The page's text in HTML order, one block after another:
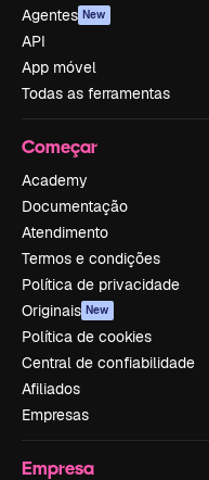
Agentes New
API
App móvel
Todas as ferramentas
Começar
Academy
Documentação
Atendimento
Termos e condições
Política de privacidade
Originais New
Política de cookies
Central de confiabilidade
Afiliados
Empresas
Empresa